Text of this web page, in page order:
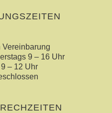
Vereinbarung
9 – 16 Uhr
– 12 Uhr